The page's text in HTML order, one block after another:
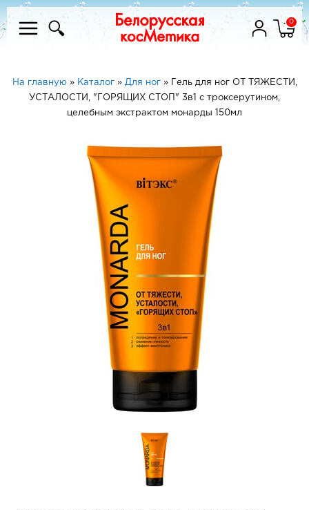
0
На главную» Каталог» Для ног»
Гель для ног ОТ ТЯЖЕСТИ,
УСТАЛОСТИ, "ГОРЯЩИХ СТОП" 3в1 c троксерутином,
целебным экстрактом монарды 150мл